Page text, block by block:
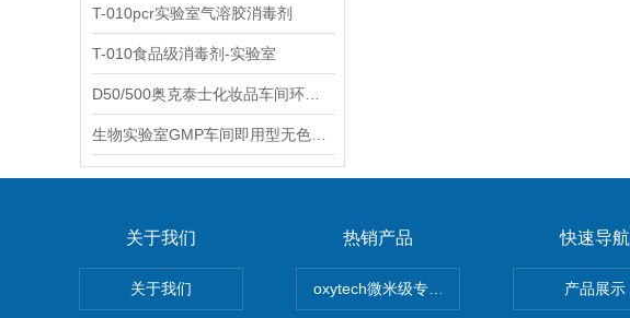
T-010pcr实验室气溶胶消毒剂
T-010食品级消毒剂-实验室
关于我们
关于我们
热销产品
oxytech微米级专业消毒——Generator冷雾机
快速导航
产品展示